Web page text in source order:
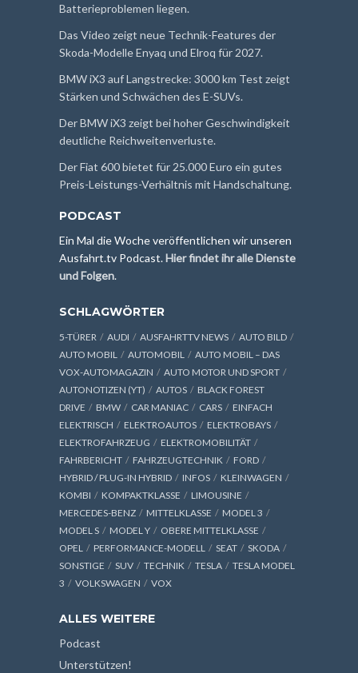
Batterieproblemen liegen.
Das Video zeigt neue Technik-Features der
Skoda-Modelle Enyaq und Elroq für 2027.
BMW iX3 auf Langstrecke: 3000 km Test zeigt
Stärken und Schwächen des E-SUVs.
Der BMW iX3 zeigt bei hoher Geschwindigkeit
deutliche Reichweitenverluste.
Der Fiat 600 bietet für 25.000 Euro ein gutes
Preis-Leistungs-Verhältnis mit Handschaltung.
PODCAST
Ein Mal die Woche veröffentlichen wir unseren
Ausfahrt.tv Podcast.Hier findet ihr alle Dienste
und Folgen.
SCHLAGWÖRTER
5-TÜRER AUDI AUSFAHRTTV NEWS
AUTO BILD
AUTO MOBIL
AUTOMOBIL
AUTO MOBIL – DAS
VOX-AUTOMAGAZIN
AUTO MOTOR UND SPORT
AUTONOTIZEN (YT)
AUTOS
BLACK FOREST
DRIVE
BMW CAR MANIAC CARS
EINFACH
ELEKTRISCH
ELEKTROAUTOS
ELEKTROBAYS
ELEKTROFAHRZEUG
ELEKTROMOBILITÄT
FAHRBERICHT
FAHRZEUGTECHNIK
FORD
HYBRID / PLUG-IN HYBRID
INFOS
KLEINWAGEN
KOMBI
KOMPAKTKLASSE
LIMOUSINE
MERCEDES-BENZ
MITTELKLASSE
MODEL 3
MODEL S
MODEL Y
OBERE MITTELKLASSE
OPEL
PERFORMANCE-MODELL SEAT
SKODA
SONSTIGE
SUV TECHNIK TESLA
TESLA MODEL
3
VOLKSWAGEN VOX
ALLES WEITERE
Podcast
Unterstützen!